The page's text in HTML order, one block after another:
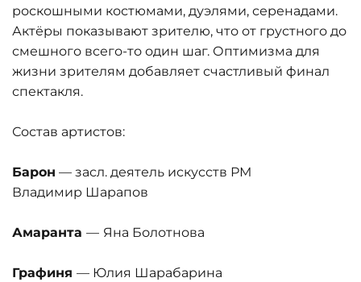
роскошными костюмами, дуэлями, серенадами.
Актёры показывают зрителю, что от грустного до
смешного всего-то один шаг. Оптимизма для
жизни зрителям добавляет счастливый финал
спектакля.
Состав артистов:
Барон — засл. деятель искусств РМ
Владимир Шарапов
Амаранта — Яна Болотнова
Графиня — Юлия Шарабарина